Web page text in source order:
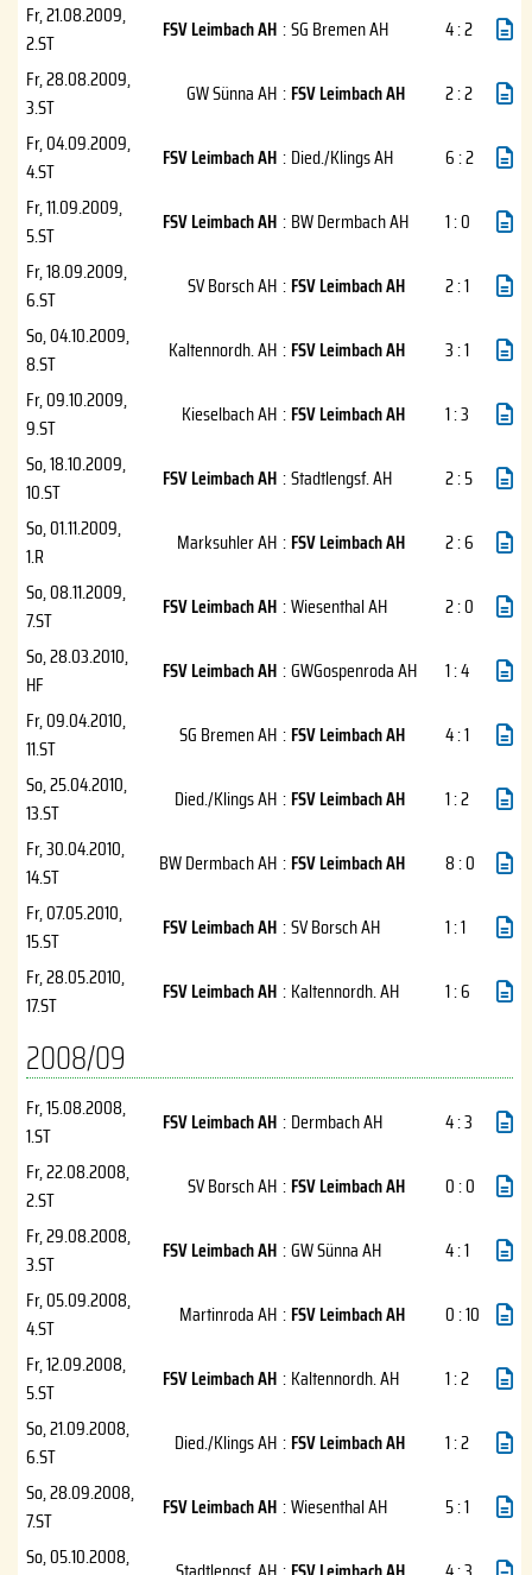
Fr, 21.08.2009,
2.ST
FSV Leimbach AH :SG Bremen AH
4 : 2
Fr, 28.08.2009,
3.ST
GW Sünna AH : FSV Leimbach AH
2 : 2
Fr, 04.09.2009,
4.ST
FSV Leimbach AH : Died./Klings AH
6 : 2
Fr, 11.09.2009,
5.ST
FSV Leimbach AH : BW Dermbach AH
1 : 0
Fr, 18.09.2009,
6.ST
SV Borsch AH : FSV Leimbach AH
2 : 1
So, 04.10.2009,
8.ST
Kaltennordh. AH : FSV Leimbach AH
3 : 1
Fr, 09.10.2009,
9.ST
Kieselbach AH : FSV Leimbach AH
1 : 3
So, 18.10.2009,
10.ST
FSV Leimbach AH :Stadtlengsf. AH
2 : 5
So, 01.11.2009,
1.R
Marksuhler AH : FSV Leimbach AH
2 : 6
So, 08.11.2009,
7.ST
FSV Leimbach AH :Wiesenthal AH
2 : 0
So, 28.03.2010,
HF
FSV Leimbach AH :GWGospenroda AH
1 : 4
Fr, 09.04.2010,
11.ST
SG Bremen AH : FSV Leimbach AH
4 : 1
So, 25.04.2010,
13.ST
Died./Klings AH : FSV Leimbach AH
1 : 2
Fr, 30.04.2010,
14.ST
BW Dermbach AH : FSV Leimbach AH
8 : 0
Fr, 07.05.2010,
15.ST
FSV Leimbach AH :SV Borsch AH
1 : 1
Fr, 28.05.2010,
17.ST
FSV Leimbach AH : Kaltennordh. AH 1 : 6
2008/09
Fr, 15.08.2008,
1.ST
FSV Leimbach AH : Dermbach AH
4 : 3
Fr, 22.08.2008,
2.ST
SV Borsch AH : FSV Leimbach AH
0 : 0
Fr, 29.08.2008,
3.ST
FSV Leimbach AH :GW Sünna AH
4 : 1
Fr, 05.09.2008,
4.ST
Martinroda AH : FSV Leimbach AH
0 : 10
Fr, 12.09.2008,
5.ST
FSV Leimbach AH : Kaltennordh. AH
1 : 2
So, 21.09.2008,
6.ST
Died./Klings AH : FSV Leimbach AH
1 : 2
So, 28.09.2008,
7.ST
FSV Leimbach AH :Wiesenthal AH
5 : 1
So, 05.10.2008,